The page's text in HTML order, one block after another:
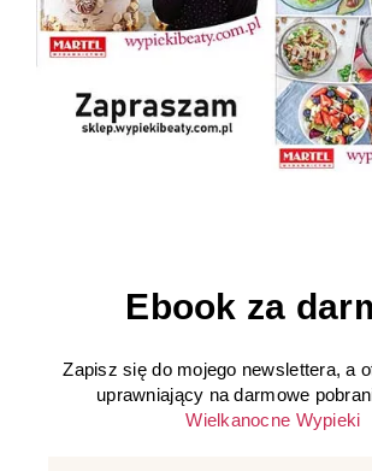
Ebook za
Zapisz się do mojego newslettera, a
uprawniający na darmowe
Wielkanocne Wypieki